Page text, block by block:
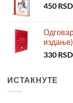
450 RSD
издање)
330 RSD
ИСТАКНУТЕ